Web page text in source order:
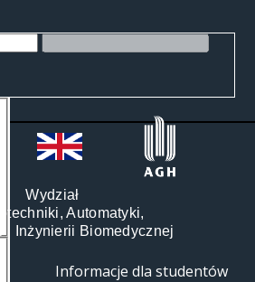
Wydział
Automatyki,
i Inżynierii Biomedycznej
Informacje dla studentów